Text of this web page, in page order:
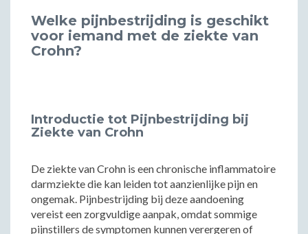
Welke pijnbestrijding is geschikt
voor iemand met de ziekte van
Crohn?
Introductie tot Pijnbestrijding bij
Ziekte van Crohn
De ziekte van Crohn is een chronische inflammatoire
darmziekte die kan leiden tot aanzienlijke pijn en
ongemak. Pijnbestrijding bij deze aandoening
vereist een zorgvuldige aanpak, omdat sommige
pijnstillers de symptomen kunnen verergeren of